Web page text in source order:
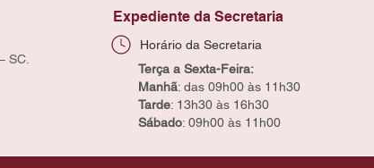
SC.
Expediente da Secretaria
Horário da Secretaria
Terça a Sexta-Feira:
Manhã: das 09h00 às 11h30
Tarde: 13h30 às 16h30
Sábado: 09h00 às 11h00